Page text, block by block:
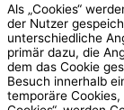
Als „Cookies“
der Nutzer
unterschiedliche
primär dazu, die
dem das Cookie
Besuch innerhalb
temporäre Cookies,